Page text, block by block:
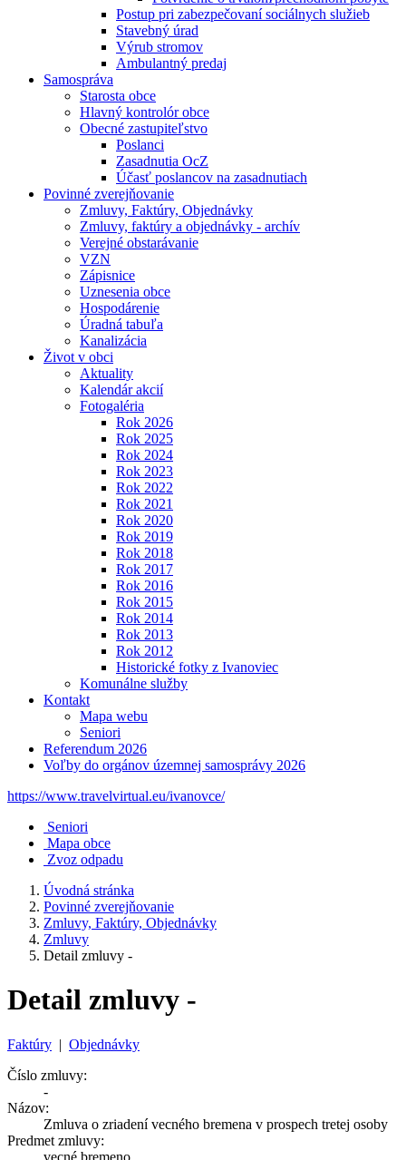
Postup pri zabezpečovaní sociálnych služieb
Stavebný úrad
Výrub stromov
Ambulantný predaj
Samospráva
Starosta obce
Hlavný kontrolór obce
Obecné zastupiteľstvo
Poslanci
Zasadnutia OcZ
Účasť poslancov na zasadnutiach
Povinné zverejňovanie
Zmluvy, Faktúry, Objednávky
Zmluvy, faktúry a objednávky - archív
Verejné obstarávanie
VZN
Zápisnice
Uznesenia obce
Hospodárenie
Úradná tabuľa
Kanalizácia
Život v obci
Aktuality
Kalendár akcií
Fotogaléria
Rok 2026
Rok 2025
Rok 2024
Rok 2023
Rok 2022
Rok 2021
Rok 2020
Rok 2019
Rok 2018
Rok 2017
Rok 2016
Rok 2015
Rok 2014
Rok 2013
Rok 2012
Historické fotky z Ivanoviec
Komunálne služby
Kontakt
Mapa webu
Seniori
Referendum 2026
Voľby do orgánov územnej samosprávy 2026
https://www.travelvirtual.eu/ivanovce/
Seniori
Mapa obce
Zvoz odpadu
Úvodná stránka
Povinné zverejňovanie
Zmluvy, Faktúry, Objednávky
Zmluvy
Detail zmluvy -
Detail zmluvy -
Faktúry | Objednávky
Číslo zmluvy:
-
Názov:
Zmluva o zriadení vecného bremena v prospech tretej osoby
Predmet zmluvy:
vecné bremeno